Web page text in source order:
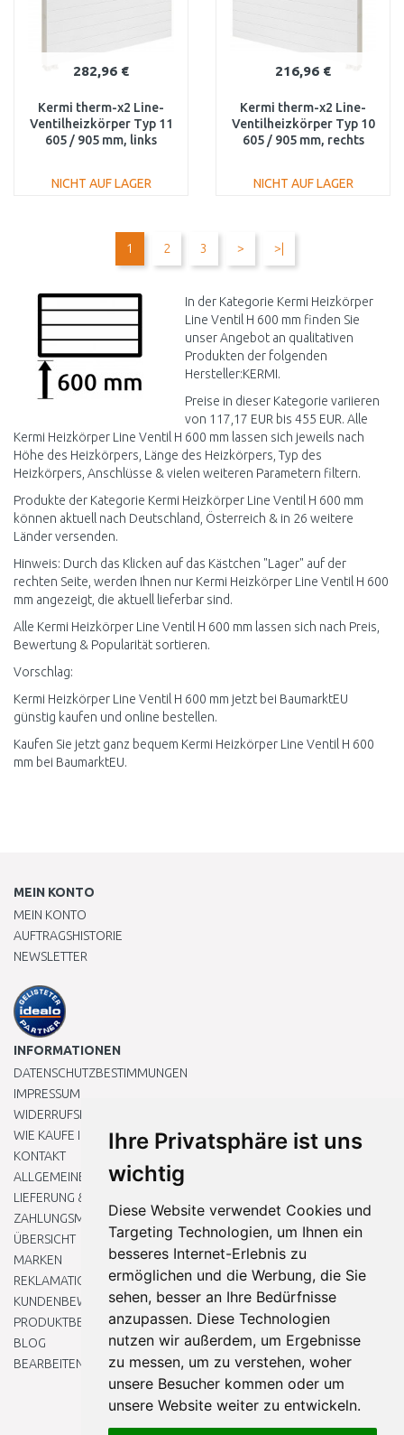
Ihre Privatsphäre ist uns
wichtig
Diese Website verwendet Cookies und
Targeting Technologien, um Ihnen ein
besseres Internet-Erlebnis zu
ermöglichen und die Werbung, die Sie
sehen, besser an Ihre Bedürfnisse
anzupassen. Diese Technologien
nutzen wir außerdem, um Ergebnisse
zu messen, um zu verstehen, woher
unsere Besucher kommen oder um
unsere Website weiter zu entwickeln.
282,96 €
Kermi therm-x2 Line-
Ventilheizkörper Typ 11
605 / 905 mm, links
NICHT AUF LAGER
Vergleichen
216,96 €
Kermi therm-x2 Line-
Ventilheizkörper Typ 10
605 / 905 mm, rechts
NICHT AUF LAGER
Vergleichen
1 2 3 > >|
In der Kategorie Kermi Heizkörper
Line Ventil H 600 mm finden Sie
unser Angebot an qualitativen
Produkten der folgenden
Hersteller:KERMI.
Preise in dieser Kategorie variieren
von 117,17 EUR bis 455 EUR. Alle
Kermi Heizkörper Line Ventil H 600 mm lassen sich jeweils nach
Höhe des Heizkörpers, Länge des Heizkörpers, Typ des
Heizkörpers, Anschlüsse & vielen weiteren Parametern filtern.
Produkte der Kategorie Kermi Heizkörper Line Ventil H 600 mm
können aktuell nach Deutschland, Österreich & in 26 weitere
Länder versenden.
Hinweis: Durch das Klicken auf das Kästchen "Lager" auf der
rechten Seite, werden Ihnen nur Kermi Heizkörper Line Ventil H 600
mm angezeigt, die aktuell lieferbar sind.
Alle Kermi Heizkörper Line Ventil H 600 mm lassen sich nach Preis,
Bewertung & Popularität sortieren.
Vorschlag:
Kermi Heizkörper Line Ventil H 600 mm jetzt bei BaumarktEU
günstig kaufen und online bestellen.
Kaufen Sie jetzt ganz bequem Kermi Heizkörper Line Ventil H 600
mm bei BaumarktEU.
MEIN KONTO
MEIN KONTO
AUFTRAGSHISTORIE
NEWSLETTER
INFORMATIONEN
DATENSCHUTZBESTIMMUNGEN
IMPRESSUM
WIDERRUFSRECHT
WIE KAUFE ICH EIN?
KONTAKT
ALLGEMEINEN GESCHÄFTSBEDINGUNGEN
LIEFERUNG & ZAHLUNG
ZAHLUNGSMETHODEN
ÜBERSICHT
MARKEN
REKLAMATIONEN UND RETOUREN
KUNDENBEWERTUNG
PRODUKTBEWERTUNG
BLOG
BEARBEITEN SIE MEINE COOKIE-EINSTELLUNGEN